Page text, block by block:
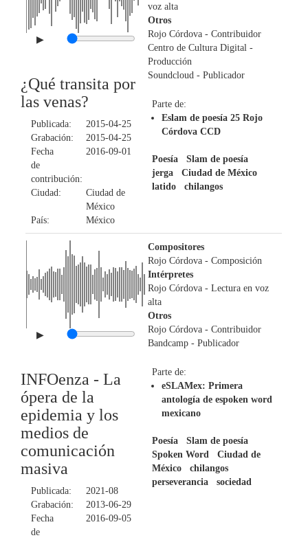
▶
¿Qué transita por
las venas?
Publicada:
2015-04-25
Grabación:
2015-04-25
Fecha
de
contribución:
2016-09-01
Ciudad:
Ciudad de
México
País:
México
voz alta
Otros
Rojo Córdova - Contribuidor
Centro de Cultura Digital -
Producción
Soundcloud - Publicador
Parte de:
Eslam de poesía 25 Rojo
Córdova CCD
Poesía
Slam de poesía
jerga
Ciudad de México
latido
chilangos
▶
INFOenza - La
ópera de la
epidemia y los
medios de
comunicación
masiva
Publicada:
2021-08
Grabación:
2013-06-29
Fecha
de
2016-09-05
Compositores
Rojo Córdova - Composición
Intérpretes
Rojo Córdova - Lectura en voz
alta
Otros
Rojo Córdova - Contribuidor
Bandcamp - Publicador
Parte de:
eSLAMex: Primera
antología de espoken word
mexicano
Poesía
Slam de poesía
Spoken Word
Ciudad de
México
chilangos
perseverancia
sociedad